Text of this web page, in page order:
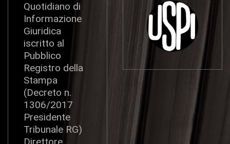
Quotidiano di
Informazione
Giuridica
iscritto al
Pubblico
Registro della
Stampa
(Decreto n.
1306/2017
Presidente
Tribunale RG)